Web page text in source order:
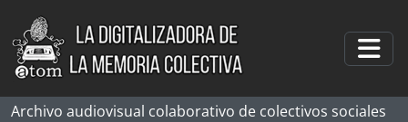
Skip to main content
Archivo audiovisual colaborativo de colectivos sociales